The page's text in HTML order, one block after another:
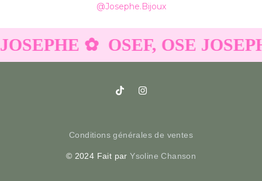
@josephe.bijoux
✿ OSEF, OSE
Conditions générales de ventes
© 2024 Fait parYsoline Chanson